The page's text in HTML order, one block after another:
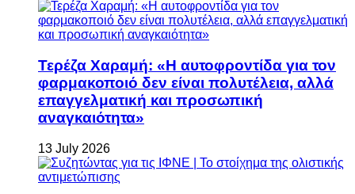
Τερέζα Χαραμή: «Η αυτοφροντίδα για τον
φαρμακοποιό δεν είναι πολυτέλεια, αλλά
επαγγελματική και προσωπική
αναγκαιότητα»
13 July 2026